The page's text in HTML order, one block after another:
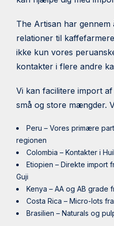
The Artisan har
relationer til
ikke kun vores
kontakter i flere andre
Vi kan facilitere import
små og store mængder.
Peru – Vores primære
regionen
Colombia – Kontakter i
Etiopien – Direkte import
Guji
Kenya – AA og AB grade
Costa Rica – Micro-lots
Brasilien – Naturals og